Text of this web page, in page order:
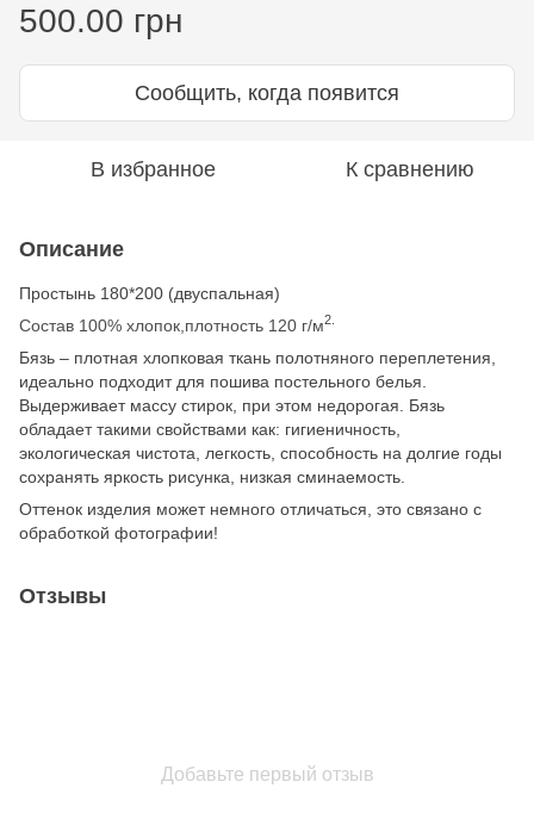
500.00 грн
Сообщить, когда появится
В избранное К сравнению
Описание
Простынь 180*200 (двуспальная)
Состав 100% хлопок,плотность 120 г/м2.
Бязь – плотная хлопковая ткань полотняного переплетения,
идеально подходит для пошива постельного белья.
Выдерживает массу стирок, при этом недорогая. Бязь
обладает такими свойствами как: гигиеничность,
экологическая чистота, легкость, способность на долгие годы
сохранять яркость рисунка, низкая сминаемость.
Оттенок изделия может немного отличаться, это связано с
обработкой фотографии!
Отзывы
Добавьте первый отзыв